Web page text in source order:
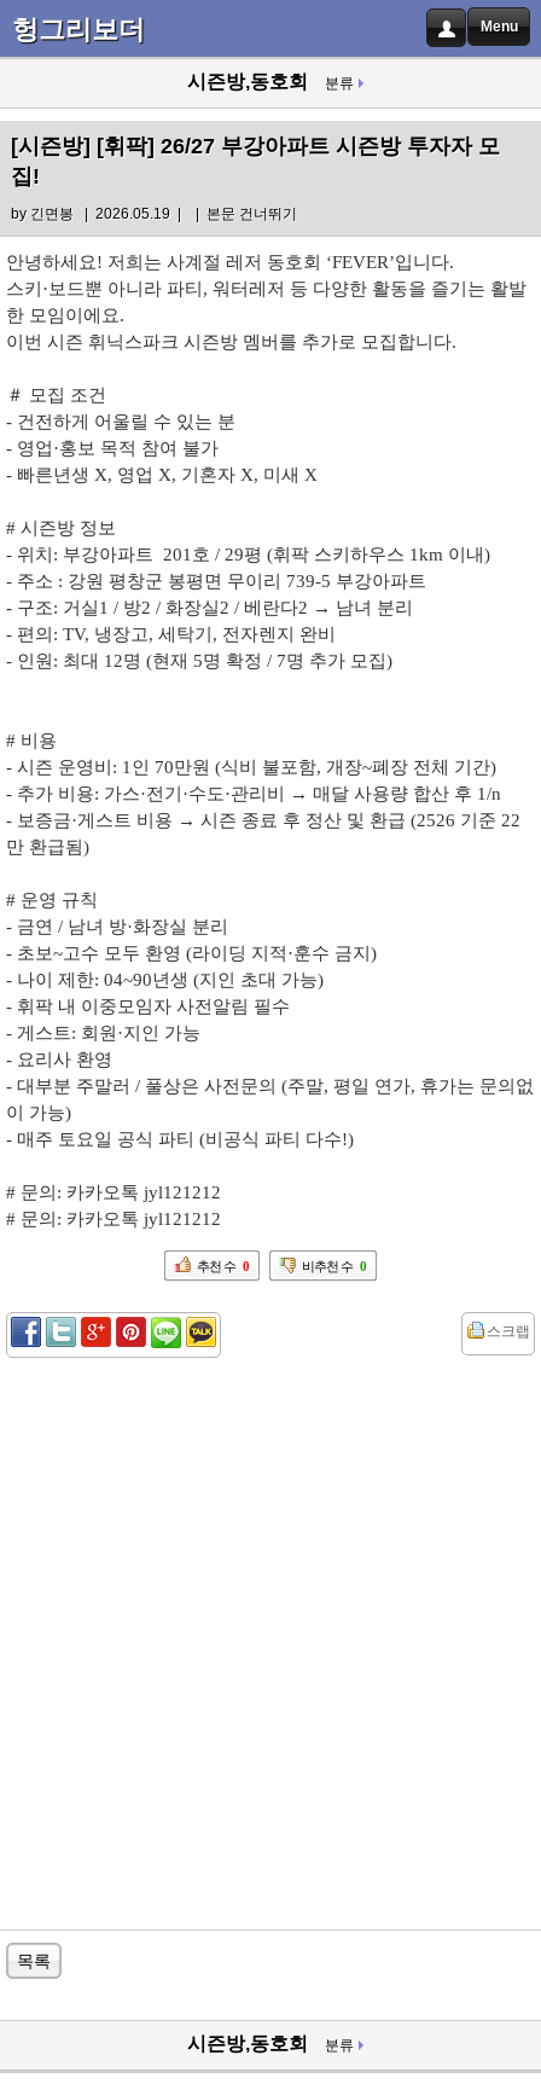
헝그리보더 Menu
시즌방,동호회 분류
[시즌방] [휘팍] 26/27 부강아파트 시즌방 투자자 모
집!
by 긴면봉 | 2026.05.19 | | 본문 건너뛰기
안녕하세요! 저희는 사계절 레저 동호회 ‘FEVER’입니다.
스키·보드뿐 아니라 파티, 워터레저 등 다양한 활동을 즐기는 활발
한 모임이에요.
이번 시즌 휘닉스파크 시즌방 멤버를 추가로 모집합니다.
＃ 모집 조건
- 건전하게 어울릴 수 있는 분
- 영업·홍보 목적 참여 불가
- 빠른년생 X, 영업 X, 기혼자 X, 미새 X
# 시즌방 정보
- 위치: 부강아파트 201호 / 29평 (휘팍 스키하우스 1km 이내)
- 주소 : 강원 평창군 봉평면 무이리 739-5 부강아파트
- 구조: 거실1 / 방2 / 화장실2 / 베란다2 → 남녀 분리
- 편의: TV, 냉장고, 세탁기, 전자렌지 완비
- 인원: 최대 12명 (현재 5명 확정 / 7명 추가 모집)
# 비용
- 시즌 운영비: 1인 70만원 (식비 불포함, 개장~폐장 전체 기간)
- 추가 비용: 가스·전기·수도·관리비 → 매달 사용량 합산 후 1/n
- 보증금·게스트 비용 → 시즌 종료 후 정산 및 환급 (2526 기준 22
만 환급됨)
# 운영 규칙
- 금연 / 남녀 방·화장실 분리
- 초보~고수 모두 환영 (라이딩 지적·훈수 금지)
- 나이 제한: 04~90년생 (지인 초대 가능)
- 휘팍 내 이중모임자 사전알림 필수
- 게스트: 회원·지인 가능
- 요리사 환영
- 대부분 주말러 / 풀상은 사전문의 (주말, 평일 연가, 휴가는 문의없
이 가능)
- 매주 토요일 공식 파티 (비공식 파티 다수!)
# 문의: 카카오톡 jyl121212
# 문의: 카카오톡 jyl121212
추천 수 0 비추천 수 0
스크랩
목록
시즌방,동호회 분류